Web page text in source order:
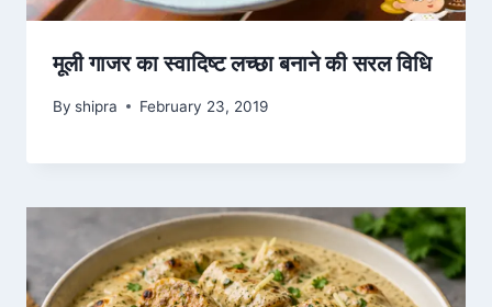
मूली गाजर का स्वादिष्ट लच्छा बनाने की सरल विधि
By shipra February 23, 2019